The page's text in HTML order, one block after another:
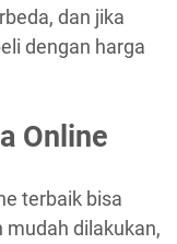
dan jika
dengan harga
Online
terbaik bisa
mudah dilakukan,